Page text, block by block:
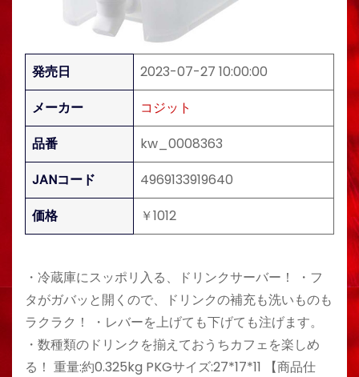
発売日
2023-07-27 10:00:00
メーカー
コジット
品番
kw_0008363
JANコード
4969133919640
価格
￥1012
・冷蔵庫にスッポリ入る、ドリンクサーバー！ ・フ
タがガバッと開くので、ドリンクの補充も洗いものも
ラクラク！ ・レバーを上げても下げても注げます。
・数種類のドリンクを揃えておうちカフェを楽しめ
る！ 重量:約0.325kg PKGサイズ:27*17*11 【商品仕